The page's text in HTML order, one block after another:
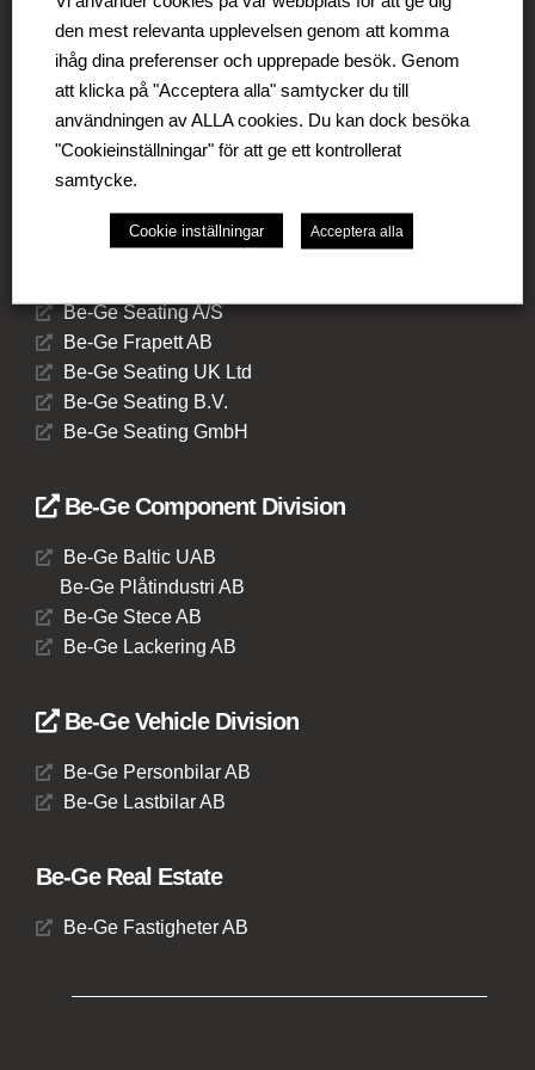
omfattar affärsområdena Be-Ge Seating Division,
Be-Ge Component Division och Be-Ge Vehicle
Division.
Be-Ge Seating Division
Be-Ge Seating A/S
Be-Ge Frapett AB
Be-Ge Seating UK Ltd
Be-Ge Seating B.V.
Be-Ge Seating GmbH
Be-Ge Component Division
Be-Ge Baltic UAB
Be-Ge Plåtindustri AB
Be-Ge Stece AB
Be-Ge Lackering AB
Be-Ge Vehicle Division
Be-Ge Personbilar AB
Be-Ge Lastbilar AB
Be-Ge Real Estate
Be-Ge Fastigheter AB
den mest relevanta upplevelsen genom att komma
ihåg dina preferenser och upprepade besök. Genom
att klicka på "Acceptera alla" samtycker du till
användningen av ALLA cookies. Du kan dock besöka
"Cookieinställningar" för att ge ett kontrollerat
samtycke.
Cookie inställningar Acceptera alla